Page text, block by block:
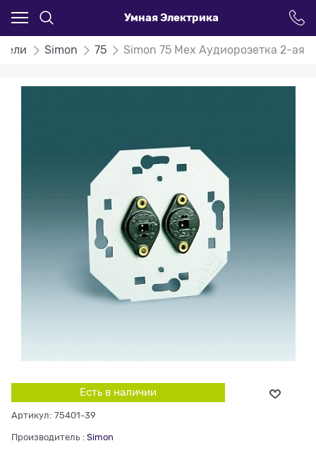
Умная Электрика
Simon 75 Simon 75 Мех Аудиорозетка 2-ая
Есть в наличии
Артикул: 75401-39
Производитель : Simon